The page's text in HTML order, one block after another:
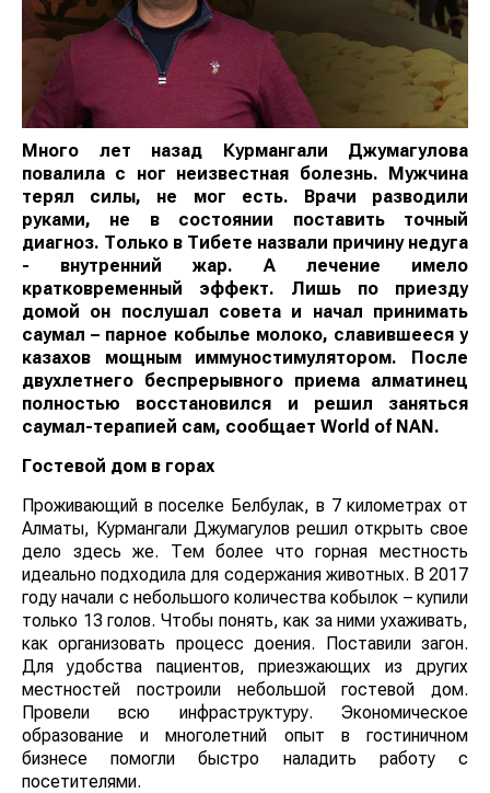
Много лет назад Курмангали Джумагулова
повалила с ног неизвестная болезнь. Мужчина
терял силы, не мог есть. Врачи разводили
руками, не в состоянии поставить точный
диагноз. Только в Тибете назвали причину недуга
- внутренний жар. А лечение имело
кратковременный эффект. Лишь по приезду
домой он послушал совета и начал принимать
саумал – парное кобылье молоко, славившееся у
казахов мощным иммуностимулятором. После
двухлетнего беспрерывного приема алматинец
полностью восстановился и решил заняться
саумал-терапией сам, сообщает World of NAN.
Гостевой дом в горах
Проживающий в поселке Белбулак, в 7 километрах от
Алматы, Курмангали Джумагулов решил открыть свое
дело здесь же. Тем более что горная местность
идеально подходила для содержания животных. В 2017
году начали с небольшого количества кобылок – купили
только 13 голов. Чтобы понять, как за ними ухаживать,
как организовать процесс доения. Поставили загон.
Для удобства пациентов, приезжающих из других
местностей построили небольшой гостевой дом.
Провели всю инфраструктуру. Экономическое
образование и многолетний опыт в гостиничном
бизнесе помогли быстро наладить работу с
посетителями.